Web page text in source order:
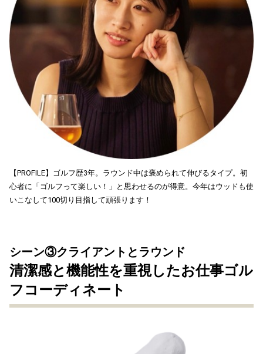
【PROFILE】ゴルフ歴3年。ラウンド中は褒められて伸びるタイプ。初
心者に「ゴルフって楽しい！」と思わせるのが得意。今年はウッドも使
いこなして100切り目指して頑張ります！
シーン③クライアントとラウンド
清潔感と機能性を重視したお仕事ゴル
フコーディネート